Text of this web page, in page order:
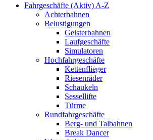
Fahrgeschäfte (Aktiv) A-Z
Achterbahnen
Belustigungen
Geisterbahnen
Laufgeschäfte
Simulatoren
Hochfahrgeschäfte
Kettenflieger
Riesenräder
Schaukeln
Sessellifte
Türme
Rundfahrgeschäfte
Berg- und Talbahnen
Break Dancer